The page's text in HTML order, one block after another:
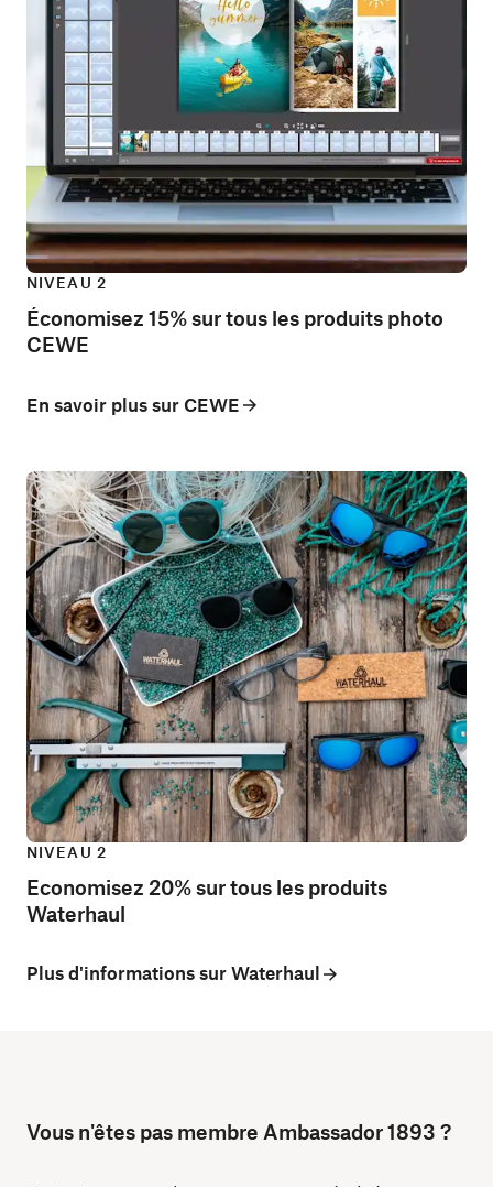
NIVEAU 2
Économisez 15% sur tous les produits photo
CEWE
En savoir plus sur CEWE
NIVEAU 2
Economisez 20% sur tous les produits
Waterhaul
Plus d'informations sur Waterhaul
Vous n'êtes pas membre Ambassador 1893 ?